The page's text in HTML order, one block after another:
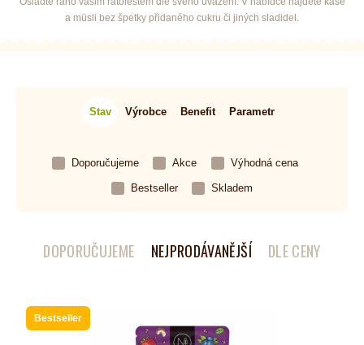
a müsli bez špetky přidaného cukru či jiných sladidel.
Stav Výrobce Benefit Parametr
Doporučujeme Akce Výhodná cena
Bestseller Skladem
DOPORUČUJEME NEJPRODÁVANĚJŠÍ DLE CENY
Bestseller